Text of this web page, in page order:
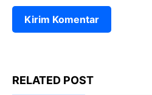
RELATED POST